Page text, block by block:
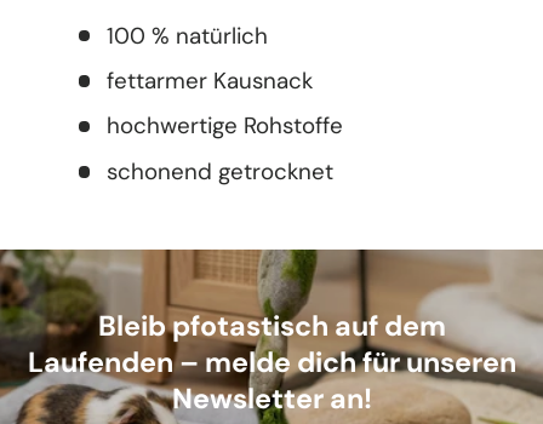
100 % natürlich
fettarmer Kausnack
hochwertige Rohstoffe
schonend getrocknet
Bleib pfotastisch auf dem
Laufenden – melde dich für unseren
Newsletter an!